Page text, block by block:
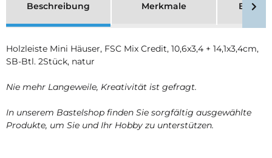
Beschreibung Merkmale
Holzleiste Mini Häuser, FSC Mix Credit, 10,6x3,4 + 14,1x3,4cm,
SB-Btl. 2Stück, natur
Nie mehr Langeweile, Kreativität ist gefragt.
In unserem Bastelshop finden Sie sorgfältig ausgewählte
Produkte, um Sie und Ihr Hobby zu unterstützen.